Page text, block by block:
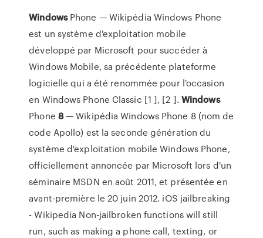
WindowsPhone — Wikipédia Windows Phone
est un système d'exploitation mobile
développé par Microsoft pour succéder à
Windows Mobile, sa précédente plateforme
logicielle qui a été renommée pour l'occasion
en Windows Phone Classic [1 ], [2 ]. Windows
Phone 8— Wikipédia Windows Phone 8 (nom de
code Apollo) est la seconde génération du
système d'exploitation mobile Windows Phone,
officiellement annoncée par Microsoft lors d'un
séminaire MSDN en août 2011, et présentée en
avant-première le 20 juin 2012. iOS jailbreaking
- Wikipedia Non-jailbroken functions will still
run, such as making a phone call, texting, or